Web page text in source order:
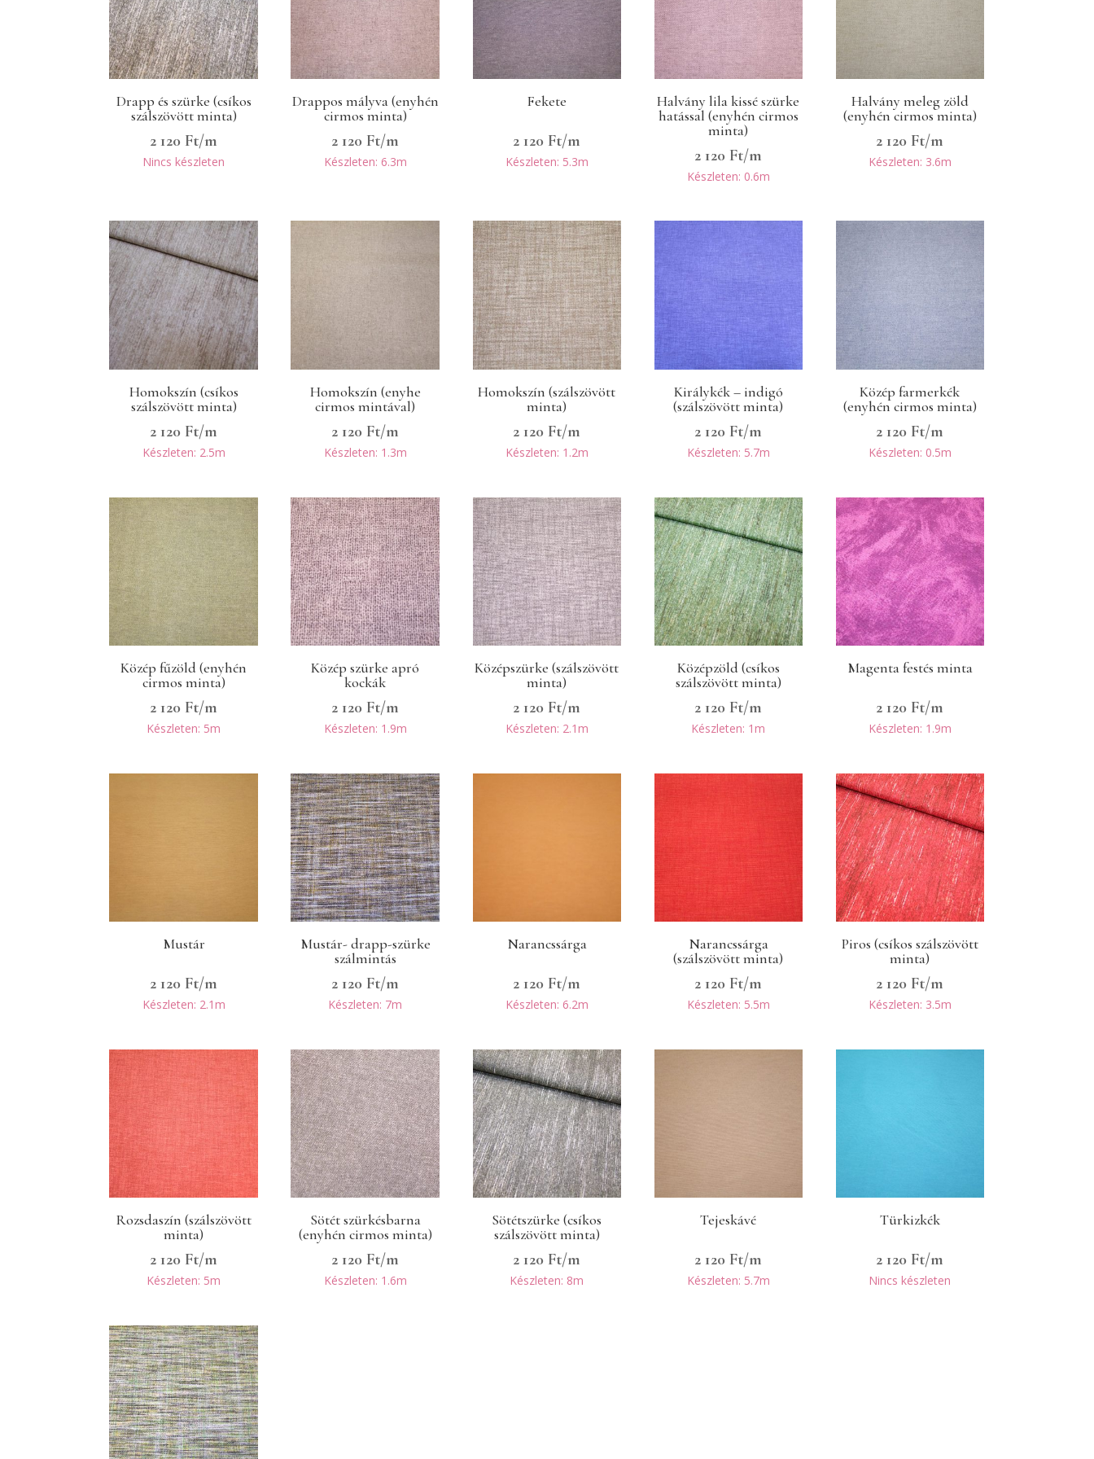
Drapp és szürke (csíkos
szálszövött minta)
2 120 Ft/m
Nincs készleten
Drappos mályva (enyhén
cirmos minta)
2 120 Ft/m
Készleten: 6.3m
Fekete
2 120 Ft/m
Készleten: 5.3m
Halvány lila kissé szürke
hatással (enyhén cirmos
minta)
2 120 Ft/m
Készleten: 0.6m
Halvány meleg zöld
(enyhén cirmos minta)
2 120 Ft/m
Készleten: 3.6m
Homokszín (csíkos
szálszövött minta)
2 120 Ft/m
Készleten: 2.5m
Homokszín (enyhe
cirmos mintával)
2 120 Ft/m
Készleten: 1.3m
Homokszín (szálszövött
minta)
2 120 Ft/m
Készleten: 1.2m
Királykék – indigó
(szálszövött minta)
2 120 Ft/m
Készleten: 5.7m
Közép farmerkék
(enyhén cirmos minta)
2 120 Ft/m
Készleten: 0.5m
Közép fűzöld (enyhén
cirmos minta)
2 120 Ft/m
Készleten: 5m
Közép szürke apró
kockák
2 120 Ft/m
Készleten: 1.9m
Középszürke (szálszövött
minta)
2 120 Ft/m
Készleten: 2.1m
Középzöld (csíkos
szálszövött minta)
2 120 Ft/m
Készleten: 1m
Magenta festés minta
2 120 Ft/m
Készleten: 1.9m
Mustár
2 120 Ft/m
Készleten: 2.1m
Mustár- drapp-szürke
szálmintás
2 120 Ft/m
Készleten: 7m
Narancssárga
2 120 Ft/m
Készleten: 6.2m
Narancssárga
(szálszövött minta)
2 120 Ft/m
Készleten: 5.5m
Piros (csíkos szálszövött
minta)
2 120 Ft/m
Készleten: 3.5m
Rozsdaszín (szálszövött
minta)
2 120 Ft/m
Készleten: 5m
Sötét szürkésbarna
(enyhén cirmos minta)
2 120 Ft/m
Készleten: 1.6m
Sötétszürke (csíkos
szálszövött minta)
2 120 Ft/m
Készleten: 8m
Tejeskávé
2 120 Ft/m
Készleten: 5.7m
Türkizkék
2 120 Ft/m
Nincs készleten